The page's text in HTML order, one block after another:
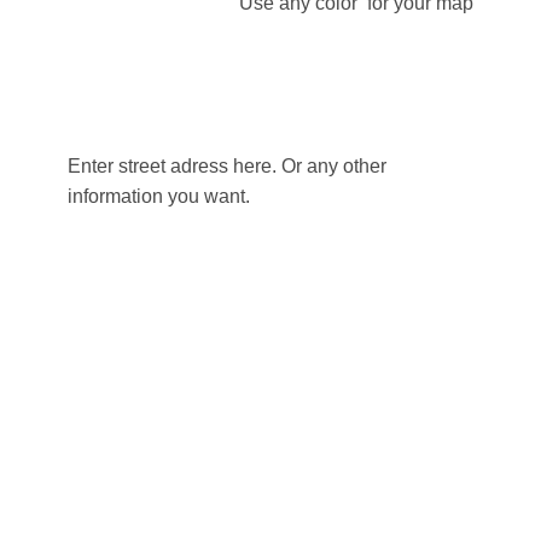
Enter street adress here. Or any other
information you want.